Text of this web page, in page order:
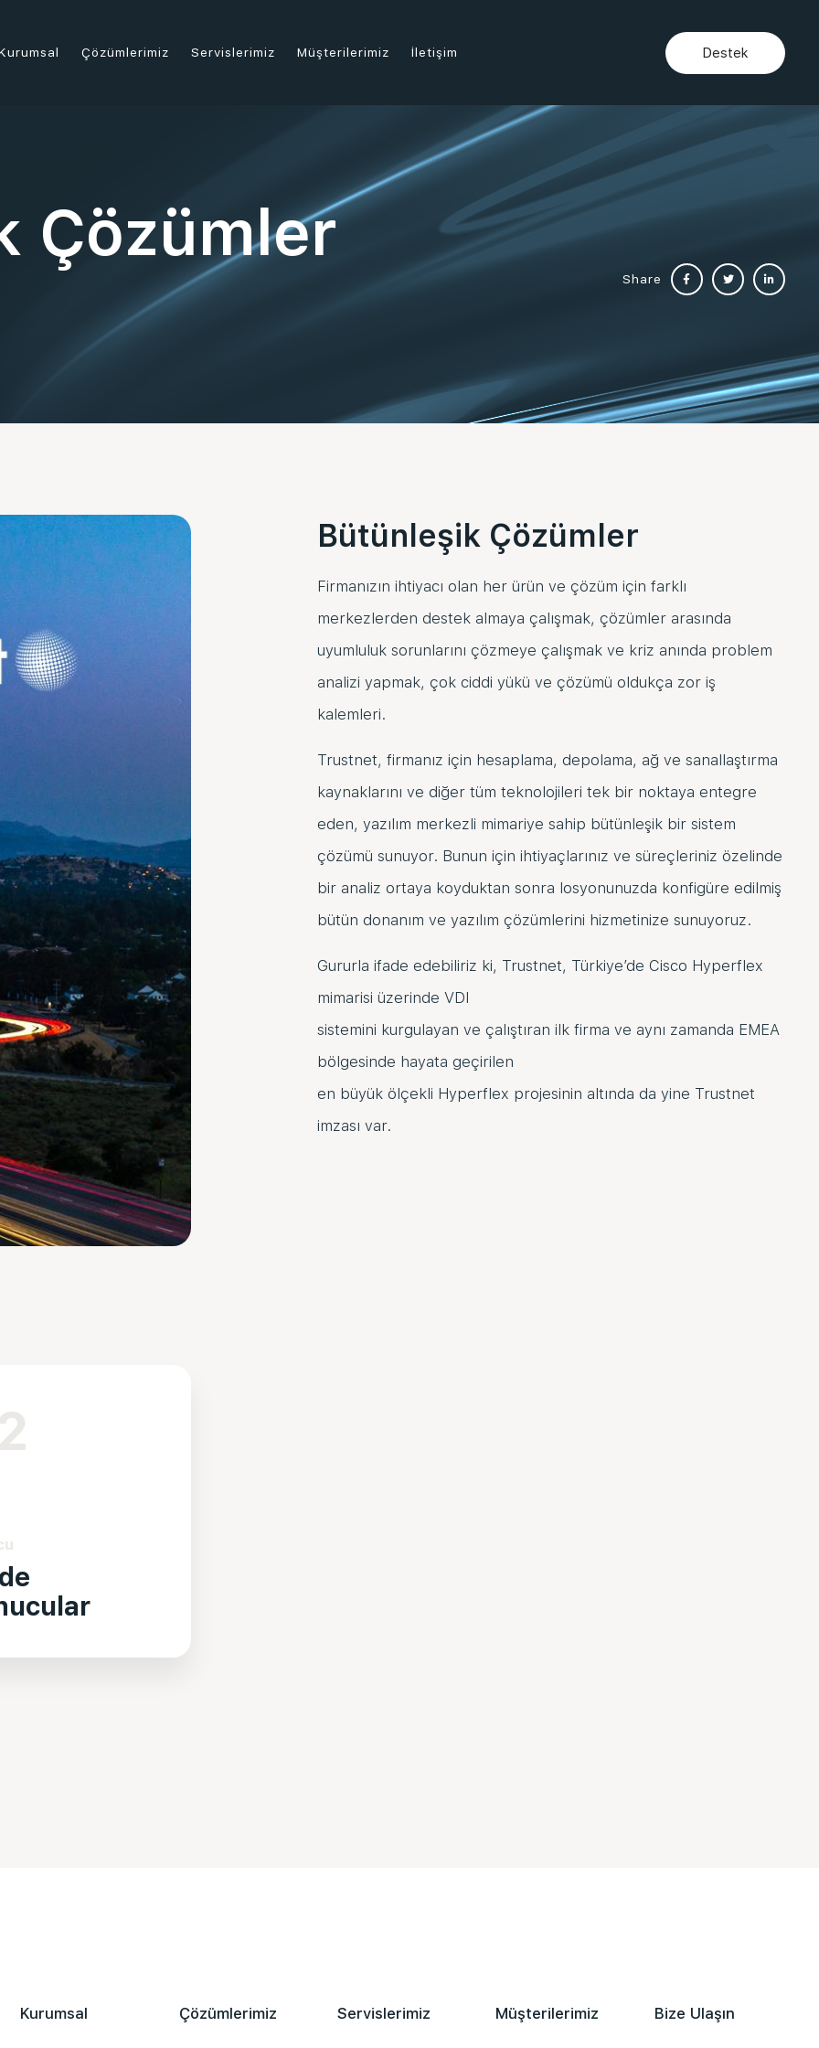
Çözümlerimiz Servislerimiz Müşterilerimiz İletişim Destek
Çözümler
Share
Bütünleşik Çözümler
Firmanızın ihtiyacı olan her ürün ve çözüm için farklı
merkezlerden destek almaya çalışmak, çözümler arasında
uyumluluk sorunlarını çözmeye çalışmak ve kriz anında problem
analizi yapmak, çok ciddi yükü ve çözümü oldukça zor iş
kalemleri.
Trustnet, firmanız için hesaplama, depolama, ağ ve sanallaştırma
kaynaklarını ve diğer tüm teknolojileri tek bir noktaya entegre
eden, yazılım merkezli mimariye sahip bütünleşik bir sistem
çözümü sunuyor. Bunun için ihtiyaçlarınız ve süreçleriniz özelinde
bir analiz ortaya koyduktan sonra losyonunuzda konfigüre edilmiş
bütün donanım ve yazılım çözümlerini hizmetinize sunuyoruz.
Gururla ifade edebiliriz ki, Trustnet, Türkiye’de Cisco Hyperflex
mimarisi üzerinde VDI
sistemini kurgulayan ve çalıştıran ilk firma ve aynı zamanda EMEA
bölgesinde hayata geçirilen
en büyük ölçekli Hyperflex projesinin altında da yine Trustnet
imzası var.
Kurumsal Çözümlerimiz Servislerimiz Müşterilerimiz Bize Ulaşın